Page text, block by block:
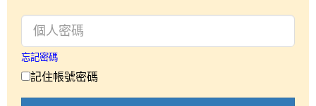
忘記密碼
記住帳號密碼